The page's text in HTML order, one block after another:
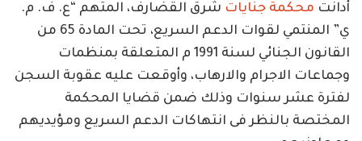
أدانت محكمة جنايات شرق القضارف، المتهم “ع. ف. م.
ي” المنتمي لقوات الدعم السريع، تحت المادة 65 من
القانون الجنائي لسنة 1991 م المتعلقة بمنظمات
وجماعات الاجرام والارهاب، وأوقعت عليه عقوبة السجن
لفترة عشر سنوات وذلك ضمن قضايا المحكمة
المختصة بالنظر فى انتهاكات الدعم السريع ومؤيديهم